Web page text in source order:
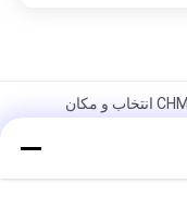
ساختاری آهن ریخته شده 4-سر CHM-551P SMD انتخاب و مکان